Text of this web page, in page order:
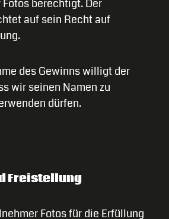
berechtigt. Der
auf sein Recht auf
des Gewinns willigt der
wir seinen Namen zu
dürfen.
Freistellung
Fotos für die Erfüllung